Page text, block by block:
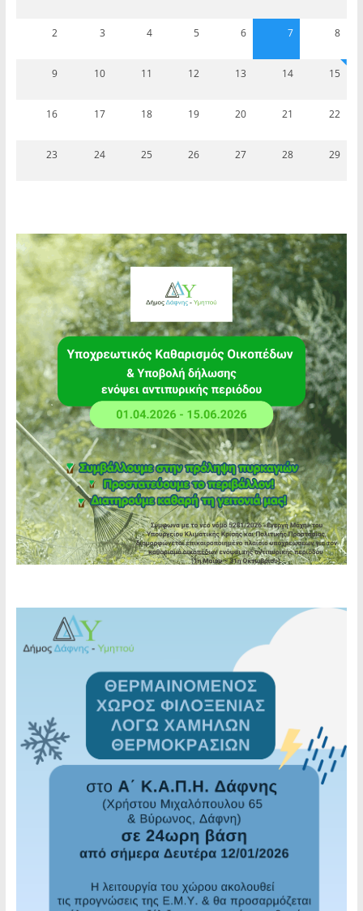
2 3 4 5 6 7 8
9 10 11 12 13 14 15
16 17 18 19 20 21 22
23 24 25 26 27 28 29